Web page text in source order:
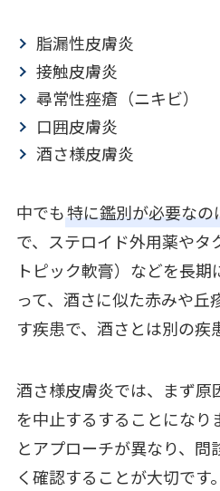
脂漏性皮膚炎
接触皮膚炎
尋常性痤瘡（ニキビ）
口囲皮膚炎
酒さ様皮膚炎
中でも特に鑑別が必要な
で、ステロイド外用薬やタ
トピック軟膏）などを長
って、酒さに似た赤みや丘
す疾患で、酒さとは別の疾
酒さ様皮膚炎では、まず原
を中止するすることになり
とアプローチが異なり、問
く確認することが大切です。